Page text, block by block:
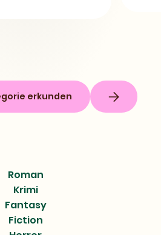
erkunden
Roman
Krimi
Fantasy
Fiction